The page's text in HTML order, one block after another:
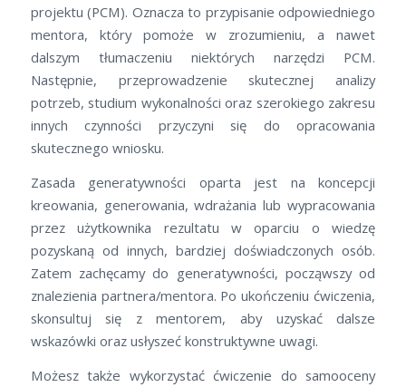
projektu (PCM). Oznacza to przypisanie odpowiedniego
mentora, który pomoże w zrozumieniu, a nawet
dalszym tłumaczeniu niektórych narzędzi PCM.
Następnie, przeprowadzenie skutecznej analizy
potrzeb, studium wykonalności oraz szerokiego zakresu
innych czynności przyczyni się do opracowania
skutecznego wniosku.
Zasada generatywności oparta jest na koncepcji
kreowania, generowania, wdrażania lub wypracowania
przez użytkownika rezultatu w oparciu o wiedzę
pozyskaną od innych, bardziej doświadczonych osób.
Zatem zachęcamy do generatywności, począwszy od
znalezienia partnera/mentora. Po ukończeniu ćwiczenia,
skonsultuj się z mentorem, aby uzyskać dalsze
wskazówki oraz usłyszeć konstruktywne uwagi.
Możesz także wykorzystać ćwiczenie do samooceny